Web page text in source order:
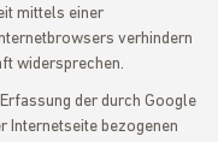
mittels einer
verhindern
widersprechen.
der durch Google
Internetseite bezogenen